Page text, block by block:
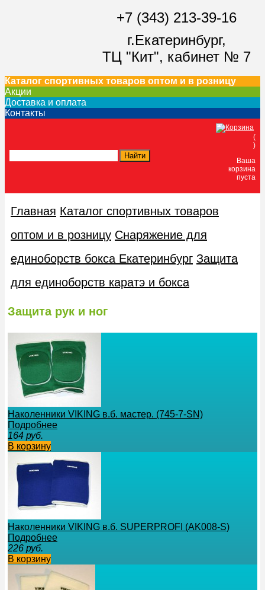
+7 (343) 213-39-16
г.Екатеринбург,
ТЦ "Кит", кабинет № 7
Каталог спортивных товаров оптом и в розницу
Акции
Доставка и оплата
Контакты
(
)
Ваша
корзина
пуста
Главная Каталог спортивных товаров
оптом и в розницу Снаряжение для
единоборств бокса Екатеринбург Защита
для единоборств каратэ и бокса
Защита рук и ног
Наколенники VIKING в.б. мастер. (745-7-SN)
Подробнее
164 руб.
В корзину
Наколенники VIKING в.б. SUPERPROFI (AK008-S)
Подробнее
226 руб.
В корзину